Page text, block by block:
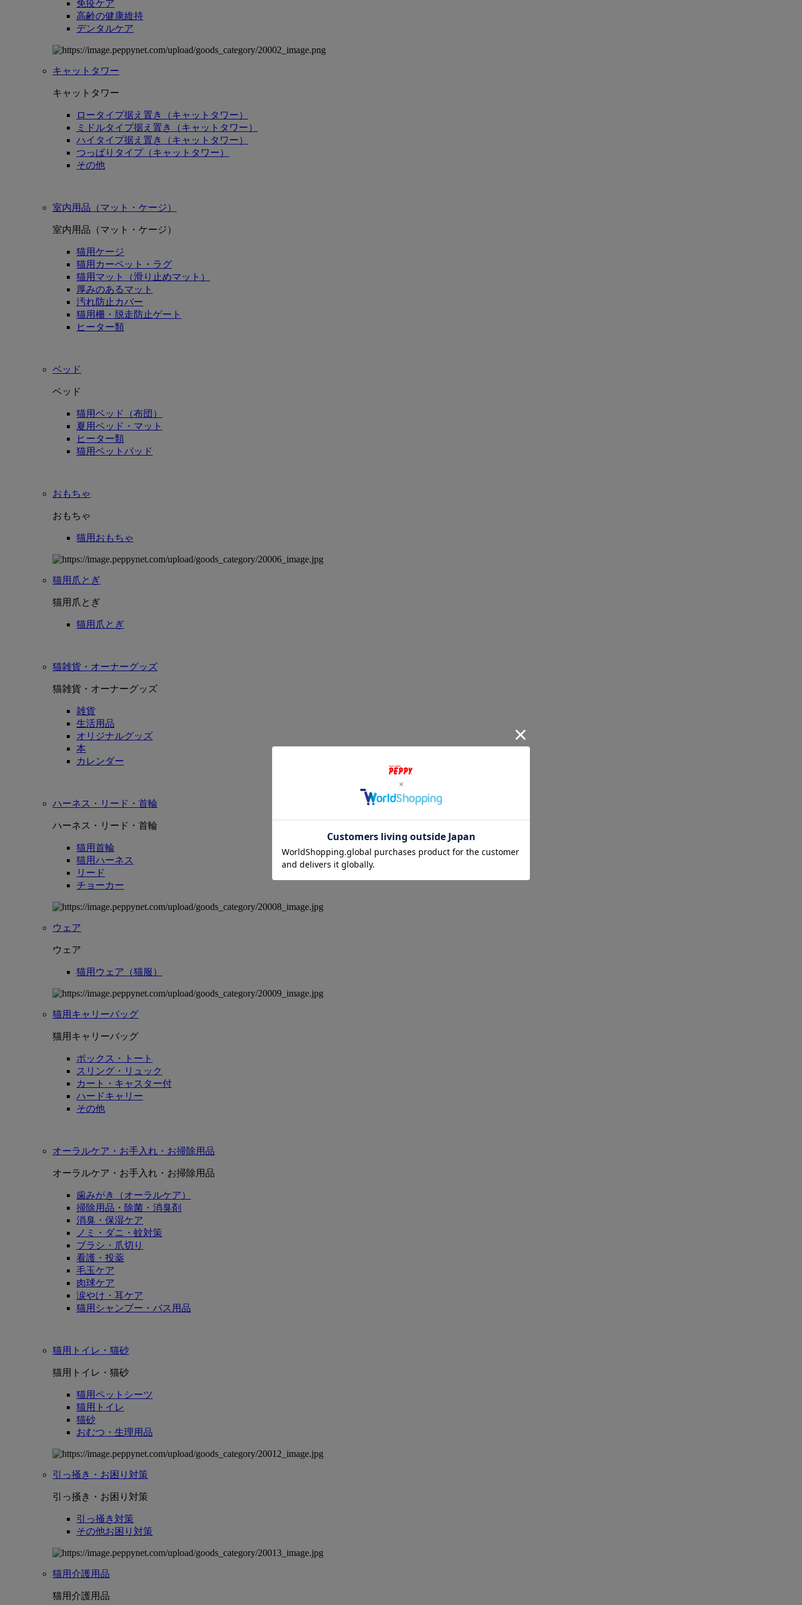
免疫ケア
高齢の健康維持
デンタルケア
キャットタワー
キャットタワー
ロータイプ据え置き（キャットタワー）
ミドルタイプ据え置き（キャットタワー）
ハイタイプ据え置き（キャットタワー）
つっぱりタイプ（キャットタワー）
その他
室内用品（マット・ケージ）
室内用品（マット・ケージ）
猫用ケージ
猫用カーペット・ラグ
猫用マット（滑り止めマット）
厚みのあるマット
汚れ防止カバー
猫用柵・脱走防止ゲート
ヒーター類
ベッド
ベッド
猫用ベッド（布団）
夏用ベッド・マット
ヒーター類
猫用ベットパッド
おもちゃ
おもちゃ
猫用おもちゃ
猫用爪とぎ
猫用爪とぎ
猫用爪とぎ
猫雑貨・オーナーグッズ
猫雑貨・オーナーグッズ
雑貨
生活用品
オリジナルグッズ
本
カレンダー
ハーネス・リード・首輪
ハーネス・リード・首輪
猫用首輪
猫用ハーネス
リード
チョーカー
ウェア
ウェア
猫用ウェア（猫服）
猫用キャリーバッグ
猫用キャリーバッグ
ボックス・トート
スリング・リュック
カート・キャスター付
ハードキャリー
その他
オーラルケア・お手入れ・お掃除用品
オーラルケア・お手入れ・お掃除用品
歯みがき（オーラルケア）
掃除用品・除菌・消臭剤
消臭・保湿ケア
ノミ・ダニ・蚊対策
ブラシ・爪切り
看護・投薬
毛玉ケア
肉球ケア
涙やけ・耳ケア
猫用シャンプー・バス用品
猫用トイレ・猫砂
猫用トイレ・猫砂
猫用ペットシーツ
猫用トイレ
猫砂
おむつ・生理用品
引っ掻き・お困り対策
引っ掻き・お困り対策
引っ掻き対策
その他お困り対策
猫用介護用品
猫用介護用品